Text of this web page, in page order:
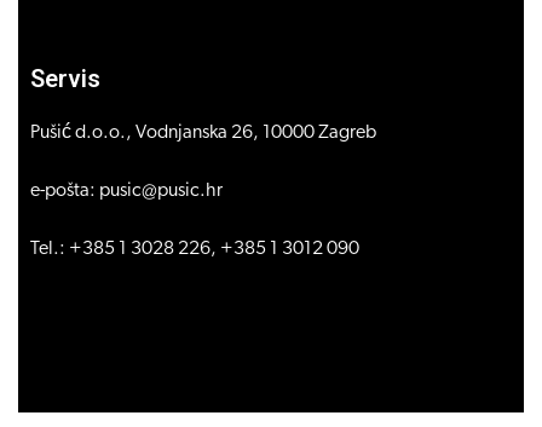
Servis
Pušić d.o.o., Vodnjanska 26, 10000 Zagreb
e-pošta: pusic@pusic.hr
Tel.: +385 1 3028 226, +385 1 3012 090